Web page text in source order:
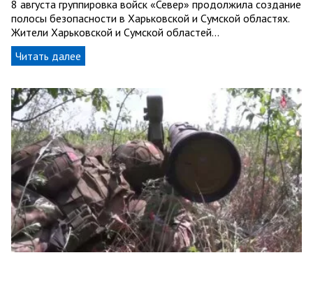
8 августа группировка войск «Север» продолжила создание
полосы безопасности в Харьковской и Сумской областях.
Жители Харьковской и Сумской областей…
Читать далее